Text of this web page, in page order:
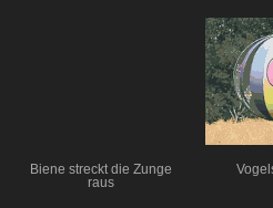
Biene streckt die Zunge
raus